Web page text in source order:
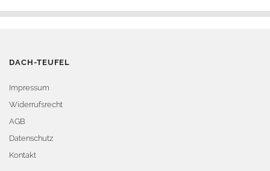
DACH-TEUFEL
Impressum
Widerrufsrecht
AGB
Datenschutz
Kontakt